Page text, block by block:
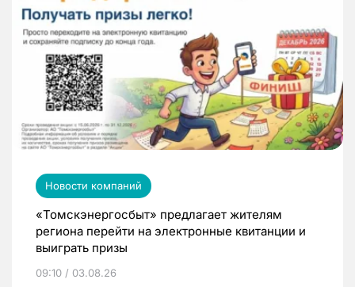
Новости компаний
«Томскэнергосбыт» предлагает жителям
региона перейти на электронные квитанции и
выиграть призы
09:10 / 03.08.26